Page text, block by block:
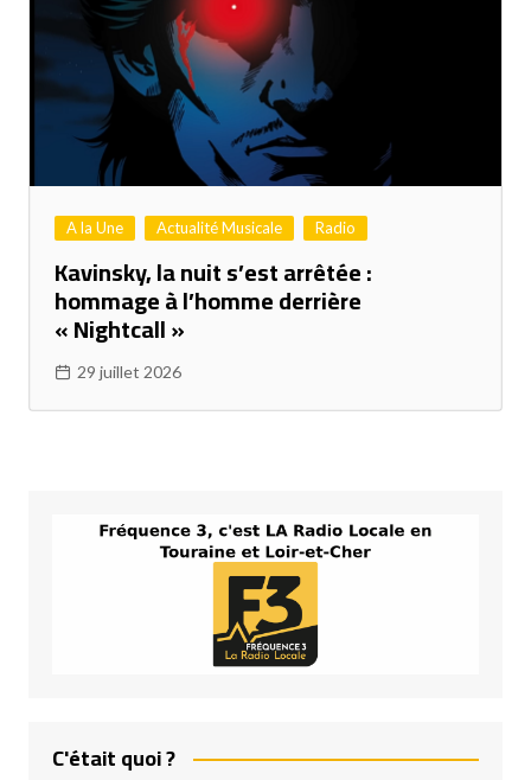
A la Une Actualité Musicale Radio
Kavinsky, la nuit s’est arrêtée :
hommage à l’homme derrière
« Nightcall »
29 juillet 2026
C'était quoi ?